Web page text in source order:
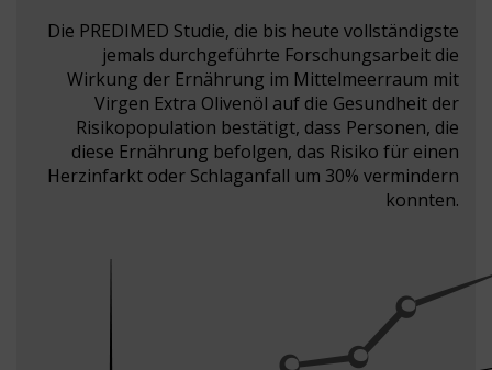
Die PREDIMED Studie, die bis heute vollständigste
jemals durchgeführte Forschungsarbeit die
Wirkung der Ernährung im Mittelmeerraum mit
Virgen Extra Olivenöl auf die Gesundheit der
Risikopopulation bestätigt, dass Personen, die
diese Ernährung befolgen, das Risiko für einen
Herzinfarkt oder Schlaganfall um 30% vermindern
konnten.